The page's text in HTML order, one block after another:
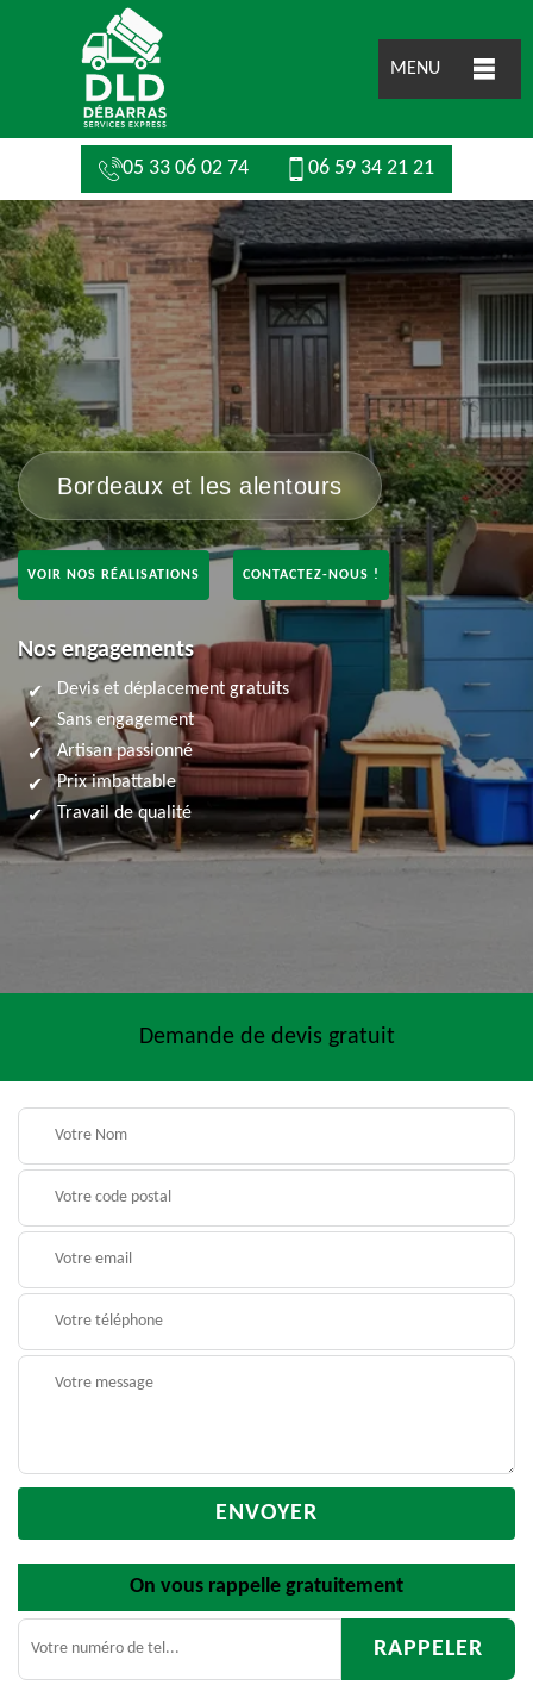
MENU
05 33 06 02 74 06 59 34 21 21
Bordeaux et les alentours
VOIR NOS RÉALISATIONS CONTACTEZ-NOUS !
Nos engagements
Devis et déplacement gratuits
Sans engagement
Artisan passionné
Prix imbattable
Travail de qualité
Demande de devis gratuit
On vous rappelle gratuitement